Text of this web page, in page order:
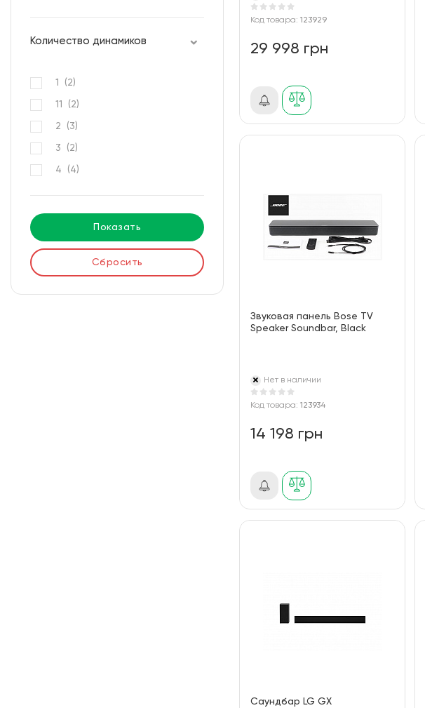
Количество динамиков
1 (2)
11 (2)
2 (3)
3 (2)
4 (4)
Показать
Сбросить
Код товара: 123929
29 998 грн
Звуковая панель Bose TV
Speaker Soundbar, Black
Нет в наличии
Код товара: 123934
14 198 грн
Саундбар LG GX